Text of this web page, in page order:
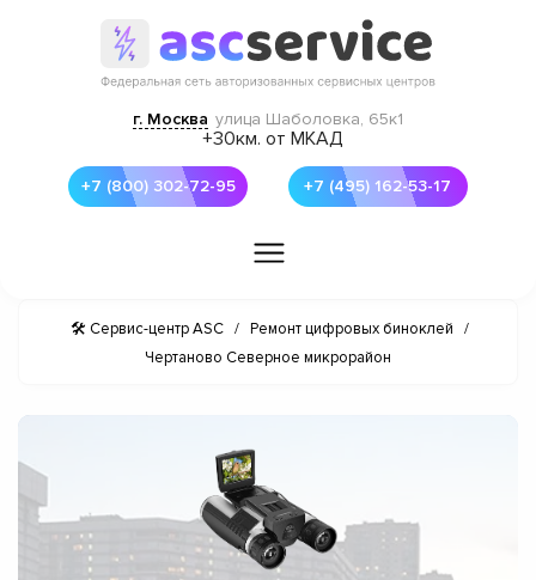
г. Москва улица Шаболовка, 65к1
+30км. от МКАД
+7 (800) 302-72-95 +7 (495) 162-53-17
🛠 Сервис-центр ASC / Ремонт цифровых биноклей
/
Чертаново Северное микрорайон